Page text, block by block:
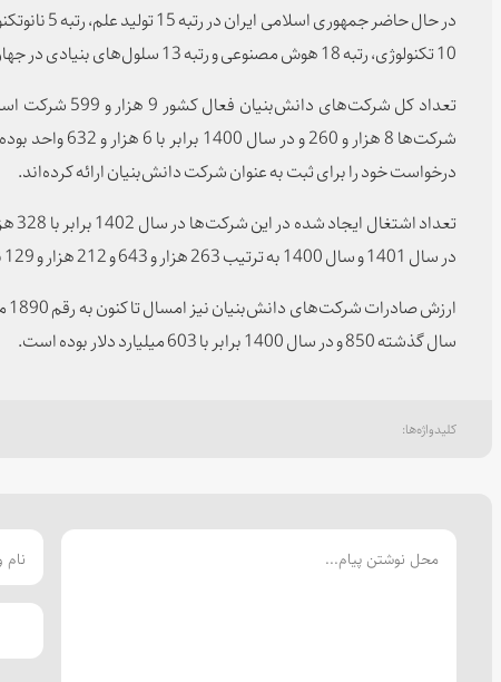
10 تکنولوژی، رتبه 18 هوش مصنوعی و رتبه 13 سلول‌های بنیادی در جهان قرار دارد.
درخواست خود را برای ثبت به عنوان شرکت دانش‌بنیان ارائه کرده‌اند.
در سال 1401 و سال 1400 به ترتیب 263 هزار و 643 و 212 هزار و 129 نفر بوده است.
سال گذشته 850 و در سال 1400 برابر با 603 میلیارد دلار بوده است.